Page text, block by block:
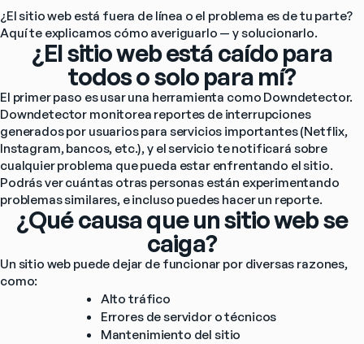
¿El sitio web está fuera de línea o el problema es de tu parte?
Aquí te explicamos cómo averiguarlo — y solucionarlo.
¿El sitio web está caído para
todos o solo para mí?
El primer paso es usar una herramienta como Downdetector.
Downdetector monitorea reportes de interrupciones
generados por usuarios para servicios importantes (Netflix,
Instagram, bancos, etc.), y el servicio te notificará sobre
cualquier problema que pueda estar enfrentando el sitio.
Podrás ver cuántas otras personas están experimentando
problemas similares, e incluso puedes hacer un reporte.
¿Qué causa que un sitio web se
caiga?
Un sitio web puede dejar de funcionar por diversas razones,
como:
Alto tráfico
Errores de servidor o técnicos
Mantenimiento del sitio